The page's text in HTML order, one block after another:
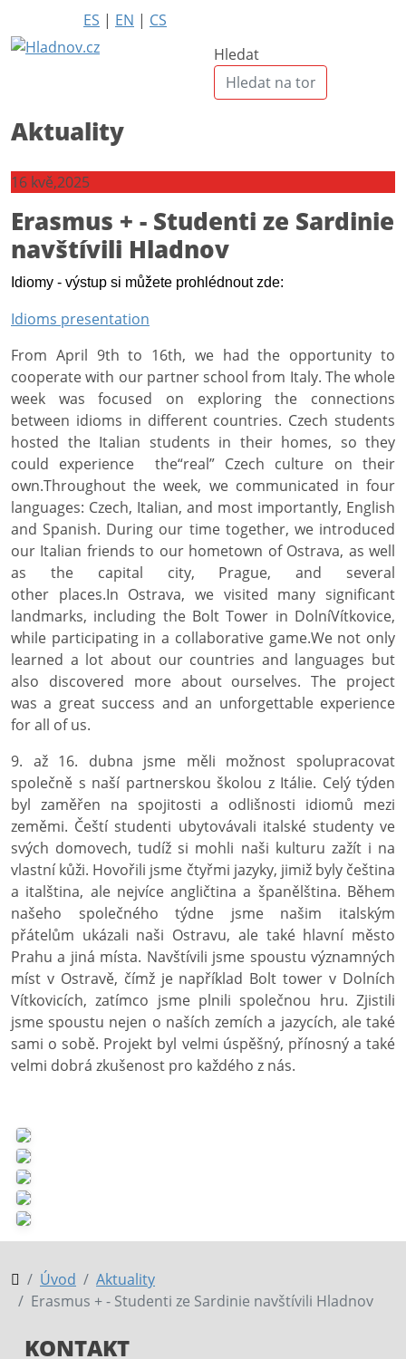
ES | EN | CS
Hledat
Aktuality
16 kvě,2025
Erasmus + - Studenti ze Sardinie
navštívili Hladnov
Idiomy - výstup si můžete prohlédnout zde:
Idioms presentation
From April 9th to 16th, we had the opportunity to
cooperate with our partner school from Italy. The whole
week was focused on exploring the connections
between idioms in different countries. Czech students
hosted the Italian students in their homes, so they
could experience the“real” Czech culture on their
own.Throughout the week, we communicated in four
languages: Czech, Italian, and most importantly, English
and Spanish. During our time together, we introduced
our Italian friends to our hometown of Ostrava, as well
as the capital city, Prague, and several
other places.In Ostrava, we visited many significant
landmarks, including the Bolt Tower in DolníVítkovice,
while participatingin a collaborative game.Wenot only
learned a lot about our countries and languages but
also discovered more about ourselves. The project
wasa great success and an unforgettable experience
for all of us.
9. až 16. dubna jsme měli možnost spolupracovat
společně s naší partnerskou školou z Itálie. Celý týden
byl zaměřen na spojitosti a odlišnosti idiomů mezi
zeměmi. Čeští studenti ubytovávali italské studenty ve
svých domovech, tudíž si mohli naši kulturu zažít i na
vlastní kůži. Hovořili jsme čtyřmi jazyky, jimiž byly čeština
a italština, ale nejvíce angličtina a španělština. Během
našeho společného týdne jsme našim italským
přátelům ukázali naši Ostravu, ale také hlavní město
Prahu a jiná místa. Navštívili jsme spoustu významných
míst v Ostravě, čímž je například Bolt tower v Dolních
Vítkovicích, zatímco jsme plnili společnou hru. Zjistili
jsme spoustu nejen o naších zemích a jazycích, ale také
sami o sobě. Projekt byl velmi úspěšný, přínosný a také
velmi dobrá zkušenost pro každého z nás.
Úvod
Aktuality
Erasmus + - Studenti ze Sardinie navštívili Hladnov
KONTAKT